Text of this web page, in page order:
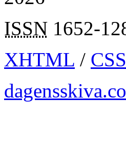
ISSN 1652-
XHTML / CSS